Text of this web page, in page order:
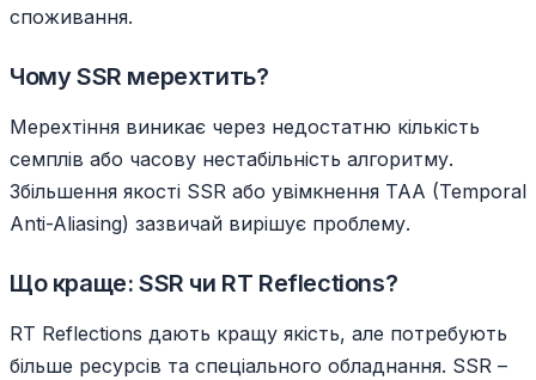
споживання.
Чому SSR мерехтить?
Мерехтіння виникає через недостатню кількість
семплів або часову нестабільність алгоритму.
Збільшення якості SSR або увімкнення TAA (Temporal
Anti-Aliasing) зазвичай вирішує проблему.
Що краще: SSR чи RT Reflections?
RT Reflections дають кращу якість, але потребують
більше ресурсів та спеціального обладнання. SSR –